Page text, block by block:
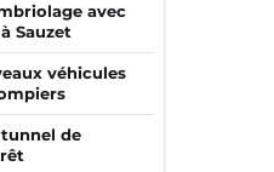
avec
Sauzet
véhicules
tunnel de